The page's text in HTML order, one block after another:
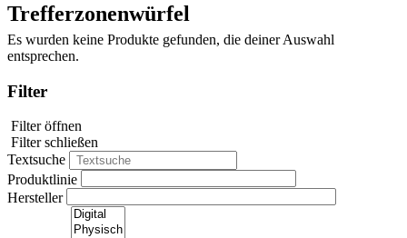
Trefferzonenwürfel
Es wurden keine Produkte gefunden, die deiner Auswahl
entsprechen.
Filter
Filter öffnen
Filter schließen
Textsuche
Produktlinie
Hersteller